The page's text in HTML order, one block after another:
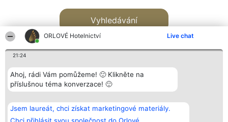
ORLOVÉ Hotelnictví Live chat
21:24
Ahoj, rádi Vám pomůžeme! 🙂 Klikněte na
příslušnou téma konverzace! 🙂
Jsem laureát, chci získat marketingové materiály.
Vyhledávání
Bright Side Solutions sp. z o.
o. sp. k.
ul. Ruska 22
Vítězové
Seznam všech
laureátů
Kontakt